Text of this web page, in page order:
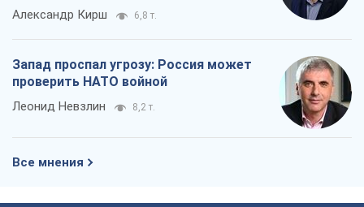
Александр Кирш 6,8 т.
Запад проспал угрозу: Россия может
проверить НАТО войной
Леонид Невзлин 8,2 т.
Все мнения